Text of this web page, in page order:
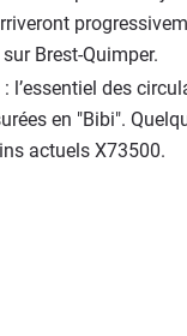
Brest-Quimper.
l’essentiel des
en "Bibi".
actuels X73500.